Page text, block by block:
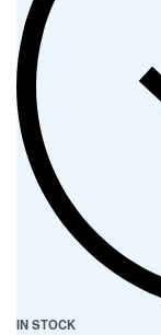
IN STOCK